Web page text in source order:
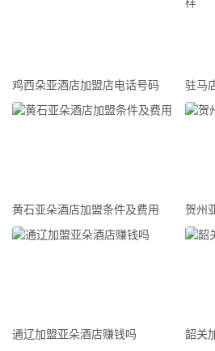
朵连锁酒店加盟条件感兴趣，赶紧加
创美好未来！
鸡西朵亚酒店加盟店电话号码 驻马
黄石亚朵酒店加盟条件及费用 贺州
通辽加盟亚朵酒店赚钱吗 韶关